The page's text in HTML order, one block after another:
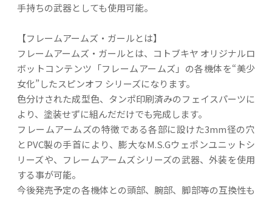
手持ちの武器としても使用可能。
【フレームアームズ・ガールとは】
フレームアームズ・ガールとは、コトブキヤ オリジナルロ
ボットコンテンツ「フレームアームズ」の各機体を“美少
女化”したスピンオフ シリーズになります。
色分けされた成型色、タンポ印刷済みのフェイスパーツに
より、塗装せずに組んだだけでも完成します。
フレームアームズの特徴である各部に設けた3mm径の穴
とPVC製の手首により、膨大なM.S.Gウェポンユニットシ
リーズや、フレームアームズシリーズの武器、外装を使用
する事が可能。
今後発売予定の各機体との頭部、腕部、脚部等の互換性も